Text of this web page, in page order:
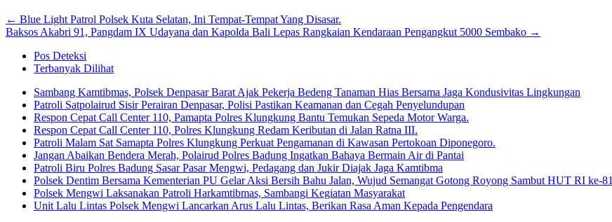
← Blue Light Patrol Polsek Kuta Selatan, Ini Tempat-Tempat Yang Disasar.
Baksos Akabri 91, Pangdam IX Udayana dan Kapolda Bali Lepas Rangkaian Kendaraan Pengangkut 5000 Sembako →
Pos Deteksi
Terbanyak Dilihat
Sambang Kamtibmas, Polsek Denpasar Barat Ajak Pekerja Bedeng Tanaman Hias Bersama Jaga Kondusivitas Lingkungan
Patroli Satpolairud Sisir Perairan Denpasar, Polisi Pastikan Keamanan dan Cegah Penyelundupan
Respon Cepat Call Center 110, Pamapta Polres Klungkung Bantu Temukan Sepeda Motor Warga.
Respon Cepat Call Center 110, Polres Klungkung Redam Keributan di Jalan Ratna III.
Patroli Malam Sat Samapta Polres Klungkung Perkuat Pengamanan di Kawasan Pertokoan Diponegoro.
Jangan Abaikan Bendera Merah, Polairud Polres Badung Ingatkan Bahaya Bermain Air di Pantai
Patroli Biru Polres Badung Sasar Pasar Mengwi, Pedagang dan Jukir Diajak Jaga Kamtibma
Polsek Dentim Bersama Kementerian PU Gelar Aksi Bersih Bahu Jalan, Wujud Semangat Gotong Royong Sambut HUT RI ke-81
Polsek Mengwi Laksanakan Patroli Harkamtibmas, Sambangi Kegiatan Masyarakat
Unit Lalu Lintas Polsek Mengwi Lancarkan Arus Lalu Lintas, Berikan Rasa Aman Kepada Pengendara